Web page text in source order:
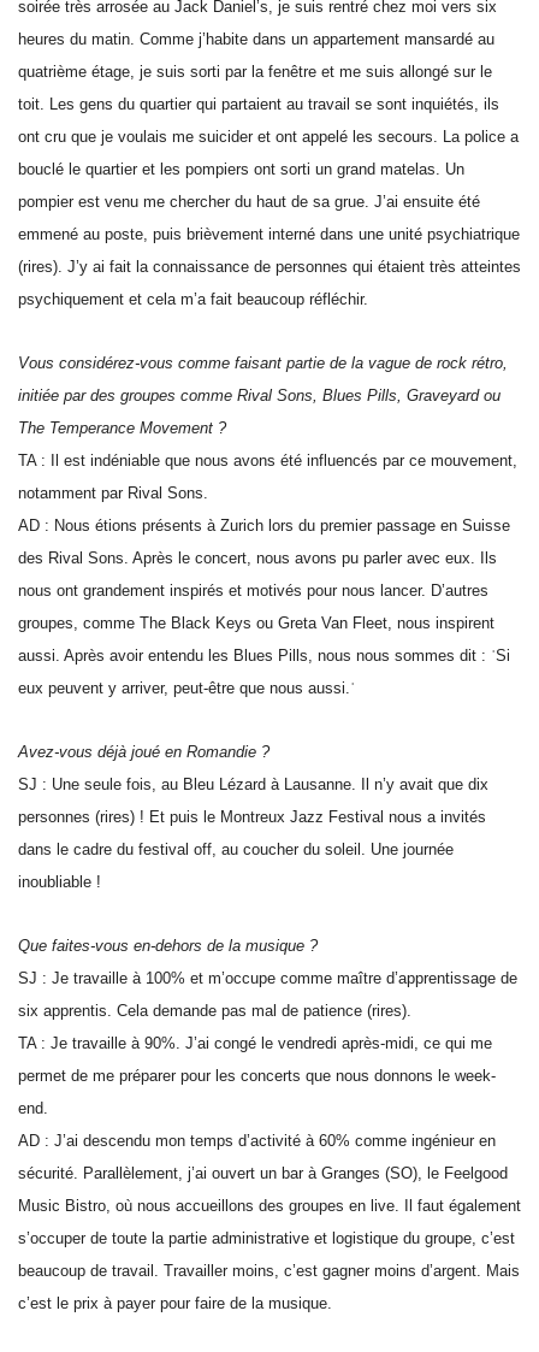
soirée très arrosée au Jack Daniel’s, je suis rentré chez moi vers six
heures du matin. Comme j’habite dans un appartement mansardé au
quatrième étage, je suis sorti par la fenêtre et me suis allongé sur le
toit. Les gens du quartier qui partaient au travail se sont inquiétés, ils
ont cru que je voulais me suicider et ont appelé les secours. La police a
bouclé le quartier et les pompiers ont sorti un grand matelas. Un
pompier est venu me chercher du haut de sa grue. J’ai ensuite été
emmené au poste, puis brièvement interné dans une unité psychiatrique
(rires). J’y ai fait la connaissance de personnes qui étaient très atteintes
psychiquement et cela m’a fait beaucoup réfléchir.
Vous considérez-vous comme faisant partie de la vague de rock rétro,
initiée par des groupes comme Rival Sons, Blues Pills, Graveyard ou
The Temperance Movement ?
TA : Il est indéniable que nous avons été influencés par ce mouvement,
notamment par Rival Sons.
AD : Nous étions présents à Zurich lors du premier passage en Suisse
des Rival Sons. Après le concert, nous avons pu parler avec eux. Ils
nous ont grandement inspirés et motivés pour nous lancer. D’autres
groupes, comme The Black Keys ou Greta Van Fleet, nous inspirent
aussi. Après avoir entendu les Blues Pills, nous nous sommes dit : ʿSi
eux peuvent y arriver, peut-être que nous aussi.ʾ
Avez-vous déjà joué en Romandie ?
SJ : Une seule fois, au Bleu Lézard à Lausanne. Il n’y avait que dix
personnes (rires) ! Et puis le Montreux Jazz Festival nous a invités
dans le cadre du festival off, au coucher du soleil. Une journée
inoubliable !
Que faites-vous en-dehors de la musique ?
SJ : Je travaille à 100% et m’occupe comme maître d’apprentissage de
six apprentis. Cela demande pas mal de patience (rires).
TA : Je travaille à 90%. J’ai congé le vendredi après-midi, ce qui me
permet de me préparer pour les concerts que nous donnons le week-
end.
AD : J’ai descendu mon temps d’activité à 60% comme ingénieur en
sécurité. Parallèlement, j’ai ouvert un bar à Granges (SO), le Feelgood
Music Bistro, où nous accueillons des groupes en live. Il faut également
s’occuper de toute la partie administrative et logistique du groupe, c’est
beaucoup de travail. Travailler moins, c’est gagner moins d’argent. Mais
c’est le prix à payer pour faire de la musique.